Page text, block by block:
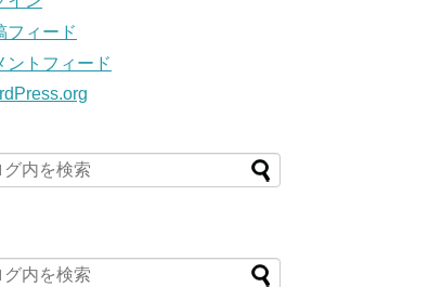
フィード
ントフィード